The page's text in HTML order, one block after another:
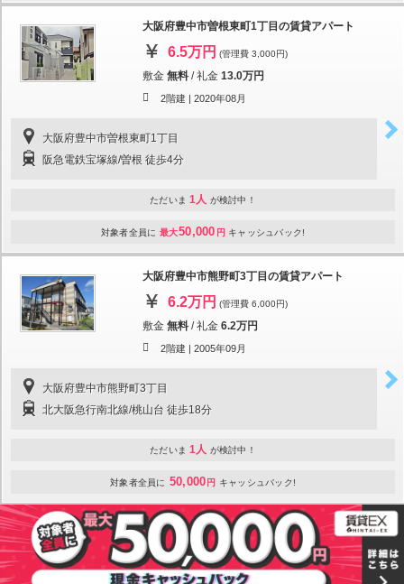
大阪府豊中市曽根東町1丁目の賃貸アパート
6.5万円 (管理費 3,000円)
敷金 無料 /礼金 13.0万円
2階建 | 2020年08月
大阪府豊中市曽根東町1丁目
阪急電鉄宝塚線/曽根 徒歩4分
ただいま 1人 が検討中！
対象者全員に 最大50,000 円 キャッシュバック!
大阪府豊中市熊野町3丁目の賃貸アパート
6.2万円 (管理費 6,000円)
敷金 無料 /礼金 6.2万円
2階建 | 2005年09月
大阪府豊中市熊野町3丁目
北大阪急行南北線/桃山台 徒歩18分
ただいま 1人 が検討中！
対象者全員に 50,000 円 キャッシュバック!